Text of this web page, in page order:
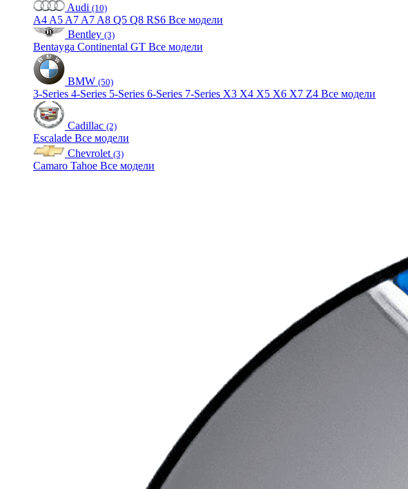
Audi (10)
A4 A5 A7 A7 A8 Q5 Q8 RS6 Все модели
Bentley (3)
Bentayga Continental GT Все модели
BMW (50)
3-Series 4-Series 5-Series 6-Series 7-Series X3 X4 X5 X6 X7 Z4 Все модели
Cadillac (2)
Escalade Все модели
Chevrolet (3)
Camaro Tahoe Все модели